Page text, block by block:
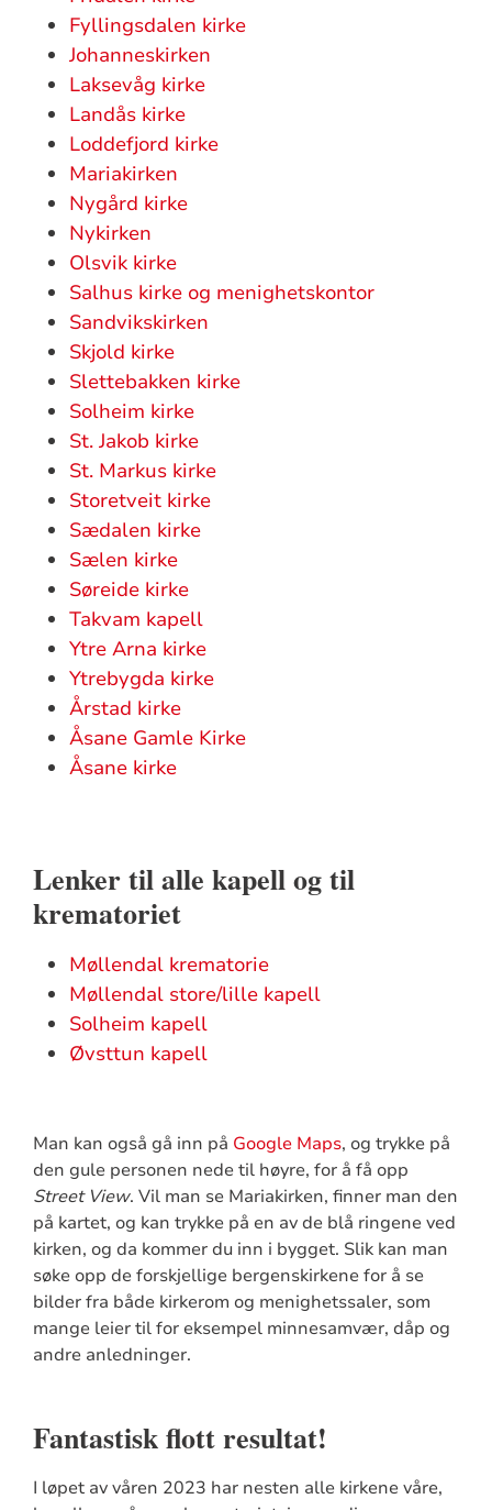
Fyllingsdalen kirke
Johanneskirken
Laksevåg kirke
Landås kirke
Loddefjord kirke
Mariakirken
Nygård kirke
Nykirken
Olsvik kirke
Salhus kirke og menighetskontor
Sandvikskirken
Skjold kirke
Slettebakken kirke
Solheim kirke
St. Jakob kirke
St. Markus kirke
Storetveit kirke
Sædalen kirke
Sælen kirke
Søreide kirke
Takvam kapell
Ytre Arna kirke
Ytrebygda kirke
Årstad kirke
Åsane Gamle Kirke
Åsane kirke
Lenker til alle kapell og til
krematoriet
Møllendal krematorie
Møllendal store/lille kapell
Solheim kapell
Øvsttun kapell
Man kan også gå inn på Google Maps, og trykke på
den gule personen nede til høyre, for å få opp
Street View. Vil man se Mariakirken, finner man den
på kartet, og kan trykke på en av de blå ringene ved
kirken, og da kommer du inn i bygget. Slik kan man
søke opp de forskjellige bergenskirkene for å se
bilder fra både kirkerom og menighetssaler, som
mange leier til for eksempel minnesamvær, dåp og
andre anledninger.
Fantastisk flott resultat!
I løpet av våren 2023 har nesten alle kirkene våre,